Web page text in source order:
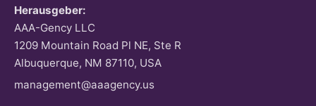
Herausgeber:
AAA-Gency LLC
1209 Mountain Road Pl NE, Ste R
Albuquerque, NM 87110, USA
management@aaagency.us